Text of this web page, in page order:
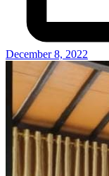
December 8, 2022